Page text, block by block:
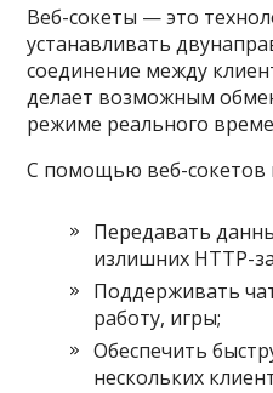
Веб-сокеты — это
устанавливать
соединение между
делает возможным
режиме реального
С помощью веб-сокетов
Передавать
излишних HTTP-
Поддерживать
работу, игры;
Обеспечить
нескольких